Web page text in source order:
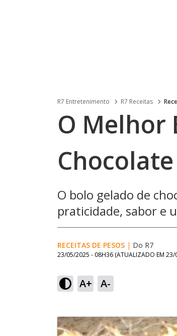
R7 Entretenimento R7 Receitas
O Melhor
O bolo gelado de
praticidade, sabor e
RECEITAS DE PESOS | Do R7
23/05/2025 - 08H36 (ATUALIZADO EM 23/
A+ A-